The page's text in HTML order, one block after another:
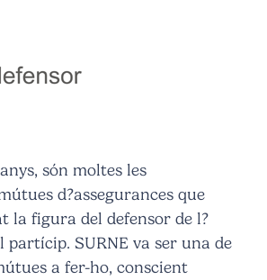
són moltes les
d?assegurances que
la figura del defensor de l?
partícip. SURNE va ser una de
a fer-ho, conscient